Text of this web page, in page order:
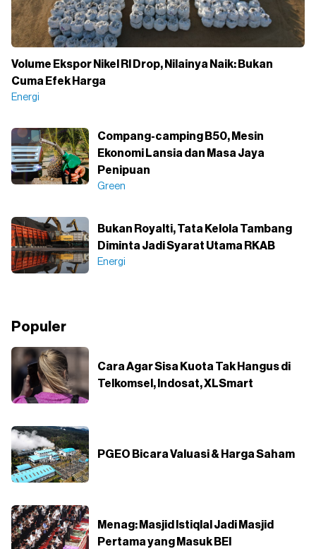
Volume Ekspor Nikel RI Drop, Nilainya Naik: Bukan
Cuma Efek Harga
Energi
Compang-camping B50, Mesin
Ekonomi Lansia dan Masa Jaya
Penipuan
Green
Bukan Royalti, Tata Kelola Tambang
Diminta Jadi Syarat Utama RKAB
Energi
Populer
Cara Agar Sisa Kuota Tak Hangus di
Telkomsel, Indosat, XLSmart
PGEO Bicara Valuasi & Harga Saham
Menag: Masjid Istiqlal Jadi Masjid
Pertama yang Masuk BEI